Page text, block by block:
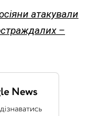
атакували
–